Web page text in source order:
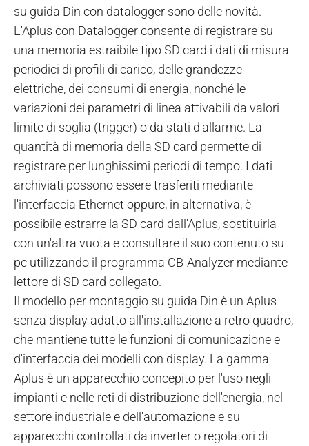
su guida Din con datalogger sono delle novità.
L'Aplus con Datalogger consente di registrare su
una memoria estraibile tipo SD card i dati di misura
periodici di profili di carico, delle grandezze
elettriche, dei consumi di energia, nonché le
variazioni dei parametri di linea attivabili da valori
limite di soglia (trigger) o da stati d'allarme. La
quantità di memoria della SD card permette di
registrare per lunghissimi periodi di tempo. I dati
archiviati possono essere trasferiti mediante
l'interfaccia Ethernet oppure, in alternativa, è
possibile estrarre la SD card dall'Aplus, sostituirla
con un'altra vuota e consultare il suo contenuto su
pc utilizzando il programma CB-Analyzer mediante
lettore di SD card collegato.
Il modello per montaggio su guida Din è un Aplus
senza display adatto all'installazione a retro quadro,
che mantiene tutte le funzioni di comunicazione e
d'interfaccia dei modelli con display. La gamma
Aplus è un apparecchio concepito per l'uso negli
impianti e nelle reti di distribuzione dell'energia, nel
settore industriale e dell'automazione e su
apparecchi controllati da inverter o regolatori di